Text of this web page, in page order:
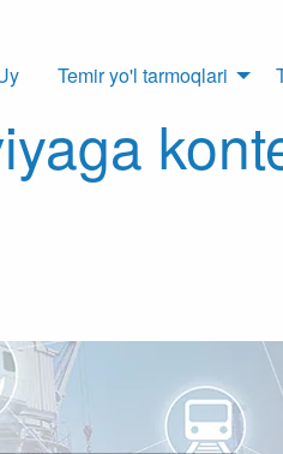
Temir yo'l tarmoqlari